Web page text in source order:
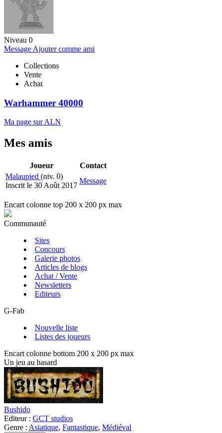
Niveau 0
Message Ajouter comme ami
Collections
Vente
Achat
Warhammer 40000
Ma page sur ALN
Mes amis
Joueur
Contact
Malaupied (niv. 0)
Inscrit le 30 Août 2017
Message
Encart colonne top 200 x 200 px max
Communauté
Sites
Concours
Galerie photos
Articles de blogs
Achat / Vente
Newsletters
Editeurs
G-Fab
Nouvelle liste
Listes des joueurs
Encart colonne bottom 200 x 200 px max
Un jeu au hasard
Bushido
Editeur : GCT studios
Genre : Asiatique, Fantastique, Médiéval